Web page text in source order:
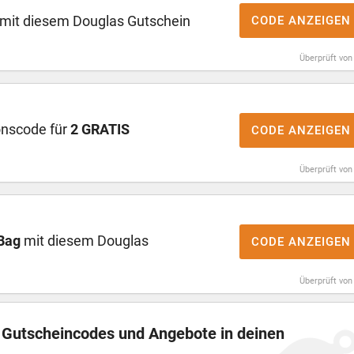
diesem Douglas Gutschein
Überprüft
CODE ANZEIGEN
für2 GRATIS
Überprüft
CODE ANZEIGEN
mit diesem Douglas
Überprüft
CODE ANZEIGEN
und Angebote in deinen